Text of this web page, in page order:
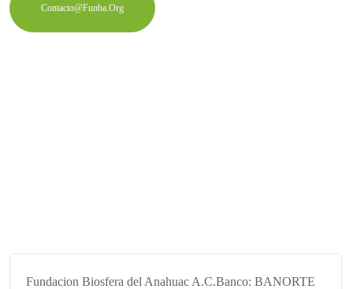
Contacto@funba.org
Fundacion Biosfera del Anahuac A.C.Banco: BANORTE